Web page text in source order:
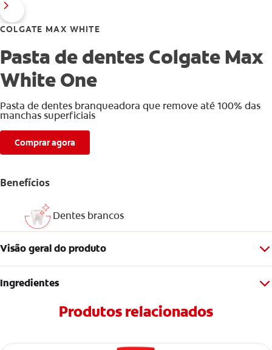
COLGATE MAX WHITE
Pasta de dentes Colgate Max
White One
Pasta de dentes branqueadora que remove até 100% das
manchas superficiais
Comprar agora
Benefícios
Dentes brancos
Visão geral do produto
Ingredientes
Produtos relacionados